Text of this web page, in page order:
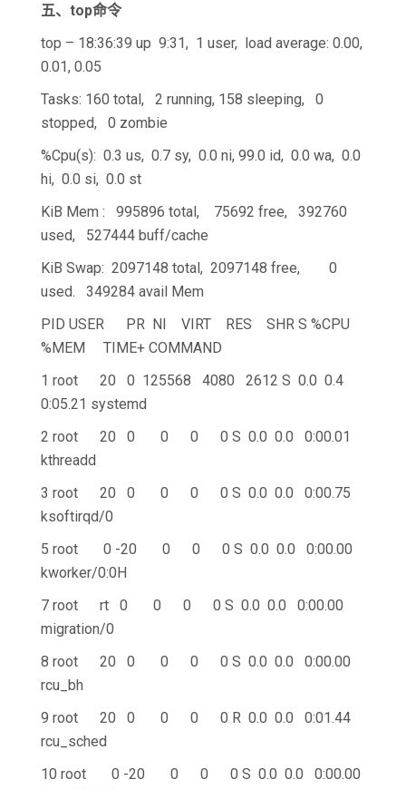
五、top命令
top – 18:36:39 up 9:31, 1 user, load average: 0.00,
0.01, 0.05
Tasks: 160 total, 2 running, 158 sleeping, 0
stopped, 0 zombie
%Cpu(s): 0.3 us, 0.7 sy, 0.0 ni, 99.0 id, 0.0 wa, 0.0
hi, 0.0 si, 0.0 st
KiB Mem : 995896 total, 75692 free, 392760
used, 527444 buff/cache
KiB Swap: 2097148 total, 2097148 free, 0
used. 349284 avail Mem
PID USER PR NI VIRT RES SHR S %CPU
%MEM TIME+ COMMAND
1 root 20 0 125568 4080 2612 S 0.0 0.4
0:05.21 systemd
2 root 20 0 0 0 0 S 0.0 0.0 0:00.01
kthreadd
3 root 20 0 0 0 0 S 0.0 0.0 0:00.75
ksoftirqd/0
5 root 0 -20 0 0 0 S 0.0 0.0 0:00.00
kworker/0:0H
7 root rt 0 0 0 0 S 0.0 0.0 0:00.00
migration/0
8 root 20 0 0 0 0 S 0.0 0.0 0:00.00
rcu_bh
9 root 20 0 0 0 0 R 0.0 0.0 0:01.44
rcu_sched
10 root 0 -20 0 0 0 S 0.0 0.0 0:00.00